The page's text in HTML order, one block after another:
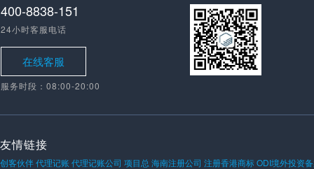
400-8838-151
24小时客服电话
在线客服
服务时段：08:00-20:00
友情链接
创客伙伴代理记账 代理记账公司 项目总 海南注册公司 注册香港商标ODI境外投资